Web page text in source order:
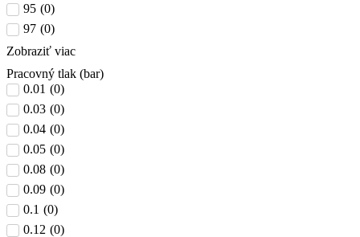
95 (0)
97 (0)
Zobraziť viac
Pracovný tlak (bar)
0.01 (0)
0.03 (0)
0.04 (0)
0.05 (0)
0.08 (0)
0.09 (0)
0.1 (0)
0.12 (0)